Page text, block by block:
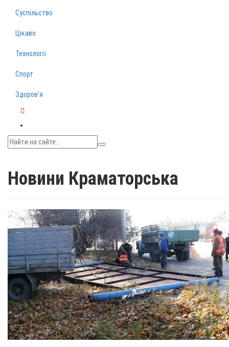
Суспільство
Цікаво
Технології
Спорт
Здоров‘я
Новини Краматорська